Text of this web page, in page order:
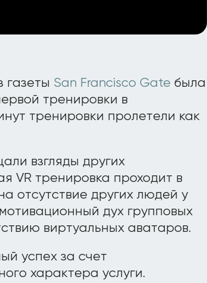
газеты San Francisco Gate была
тренировки в
тренировки пролетели как
взгляды других
VR тренировка проходит в
отсутствие других людей у
дух групповых
виртуальных аватаров.
успех за счет
характера услуги.